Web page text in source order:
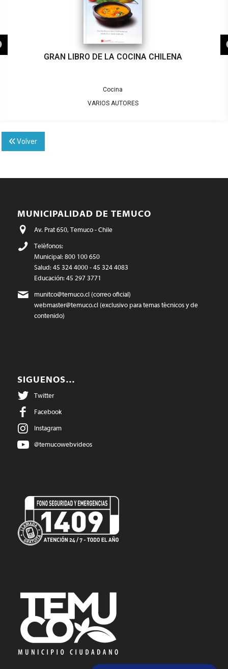
GRAN LIBRO DE LA COCINA CHILENA
Cocina
VARIOS AUTORES
Volver
MUNICIPALIDAD DE TEMUCO
Av. Prat 650, Temuco - Chile
Teléfonos:
Municipal: 800 100 650
Salud: 45 324 4000 - 45 324 4083
Educación: 45 297 3771
munitco@temuco.cl(correo oficial)
webmaster@temuco.cl(exclusivo para temas técnicos y de
contenido)
SIGUENOS…
Twitter
Facebook
Instagram
@temucowebvideos